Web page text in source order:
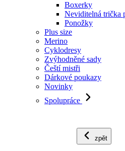
Boxerky
Neviditelná trička
Ponožky
Plus size
Merino
Cyklodresy
Zvýhodněné sady
Čeští mistři
Dárkové poukazy
Novinky
Spolupráce
zpět